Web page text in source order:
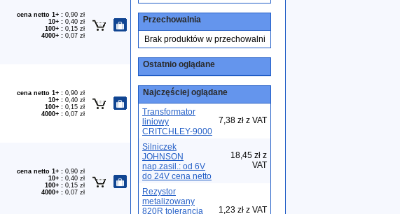
cena netto 1+ : 0,90 zł
10+ : 0,40 zł
100+ : 0,15 zł
4000+ : 0,07 zł
cena netto 1+ : 0,90 zł
10+ : 0,40 zł
100+ : 0,15 zł
4000+ : 0,07 zł
cena netto 1+ : 0,90 zł
10+ : 0,40 zł
100+ : 0,15 zł
4000+ : 0,07 zł
Przechowalnia
Brak produktów w przechowalni
Ostatnio oglądane
Najczęściej oglądane
Transformator
liniowy
CRITCHLEY-9000
7,38 zł z VAT
Silniczek
JOHNSON
nap.zasil.: od 6V
do 24V cena netto
18,45 zł z
VAT
Rezystor
metalizowany
820R tolerancja
1,23 zł z VAT